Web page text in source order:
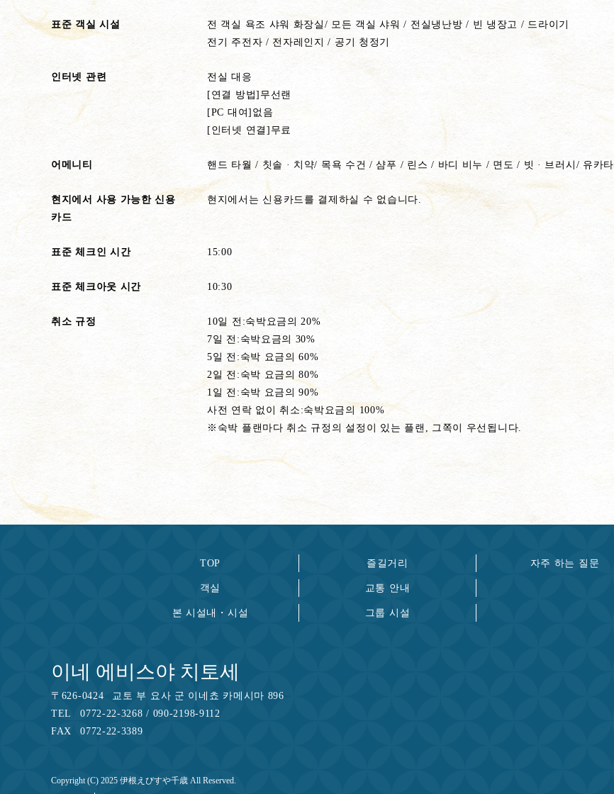
표준 객실 시설
전 객실 욕조 샤워 화장실/ 모든 객실 샤워 / 전실냉난방 / 빈 냉장고 / 드라이기
전기 주전자 / 전자레인지 / 공기 청정기
인터넷 관련
전실 대응
[연결 방법]무선랜
[PC 대여]없음
[인터넷 연결]무료
어메니티 핸드 타월 / 칫솔 · 치약/ 목욕 수건 / 샴푸 / 린스 / 바디 비누 / 면도 / 빗 · 브러시/ 유카타
현지에서 사용 가능한 신용
카드
현지에서는 신용카드를 결제하실 수 없습니다.
표준 체크인 시간 15:00
표준 체크아웃 시간 10:30
취소 규정
10일 전:숙박요금의 20%
7일 전:숙박요금의 30%
5일 전:숙박 요금의 60%
2일 전:숙박 요금의 80%
1일 전:숙박 요금의 90%
사전 연락 없이 취소:숙박요금의 100%
※숙박 플랜마다 취소 규정의 설정이 있는 플랜, 그쪽이 우선됩니다.
TOP
객실
본 시설내・시설
즐길거리
교통 안내
그룹 시설
자주 하는 질문
이네 에비스야 치토세
〒 626-0424
교토 부 요사 군 이네쵸 카메시마 896
TEL
0772-22-3268 / 090-2198-9112
FAX
0772-22-3389
Copyright (C) 2025 伊根えびすや千歳 All Reserved.